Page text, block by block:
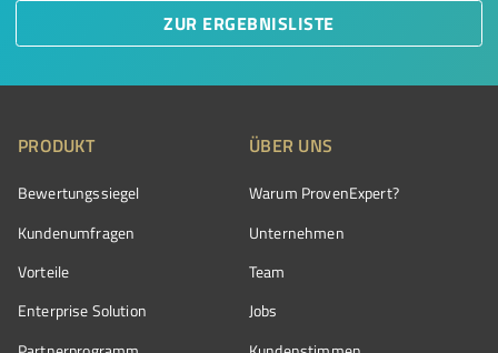
ZUR ERGEBNISLISTE
PRODUKT
Bewertungssiegel
Kundenumfragen
Vorteile
Enterprise Solution
ÜBER UNS
Warum ProvenExpert?
Unternehmen
Team
Jobs